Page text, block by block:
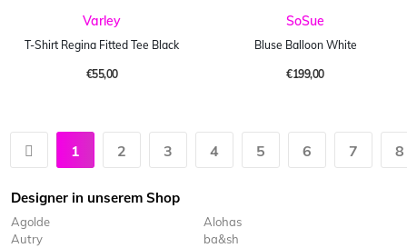
Varley
T-Shirt Regina Fitted Tee Black
€55,00
SoSue
Bluse Balloon White
€199,00
1 2 3 4 5 6 7 8
Designer in unserem Shop
Agolde
Alohas
Autry
ba&sh